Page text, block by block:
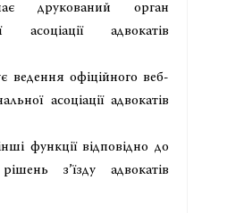
друкований орган
асоціації адвокатів
ведення офіційного веб-
асоціації адвокатів
функції відповідно до
з’їзду адвокатів